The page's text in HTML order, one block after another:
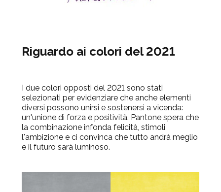
Riguardo ai colori del 2021
I due colori opposti del 2021 sono stati
selezionati per evidenziare che anche elementi
diversi possono unirsi e sostenersi a vicenda:
un'unione di forza e positività. Pantone spera che
la combinazione infonda felicità, stimoli
l'ambizione e ci convinca che tutto andrà meglio
e il futuro sarà luminoso.